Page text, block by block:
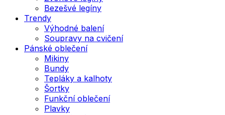
Bezešvé legíny
Trendy
Výhodné balení
Soupravy na cvičení
Pánské oblečení
Mikiny
Bundy
Tepláky a kalhoty
Šortky
Funkční oblečení
Plavky